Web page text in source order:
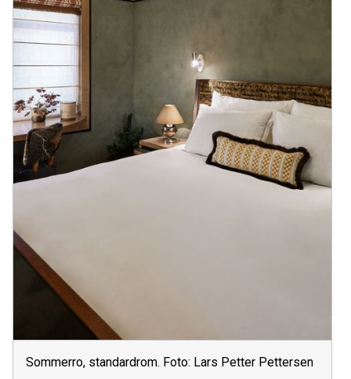
Sommerro, standardrom. Foto: Lars Petter Pettersen